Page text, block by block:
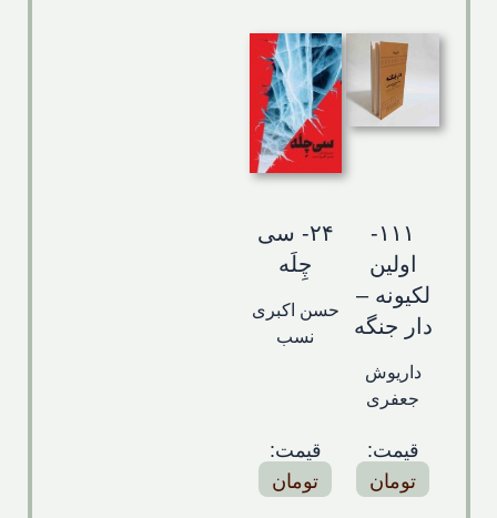
۱۱۱-
اولین
لکیونه –
دار جنگه
داریوش
جعفری
قیمت:
تومان
۲۴- سی
چِلَه
حسن اکبری
نسب
قیمت:
تومان